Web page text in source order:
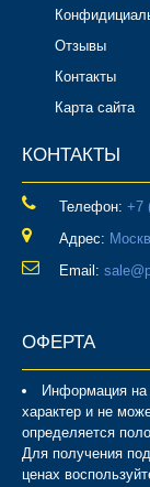
Отзывы
Контакты
Карта сайта
КОНТАКТЫ
Телефон: ‎+7
Адрес:
Email:
ОФЕРТА
Информация на
характер и не
определяется
Для получения
ценах